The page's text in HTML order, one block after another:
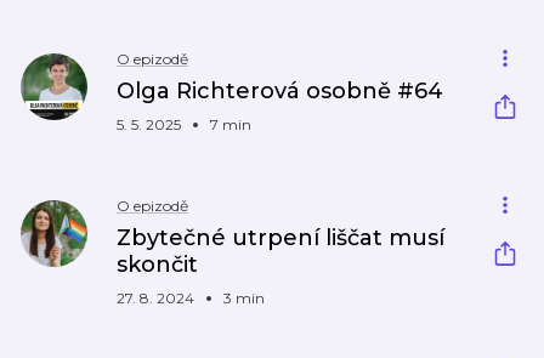
O epizodě
Olga Richterová osobně #64
5. 5. 2025 7 min
O epizodě
Zbytečné utrpení liščat musí
skončit
27. 8. 2024 3 min